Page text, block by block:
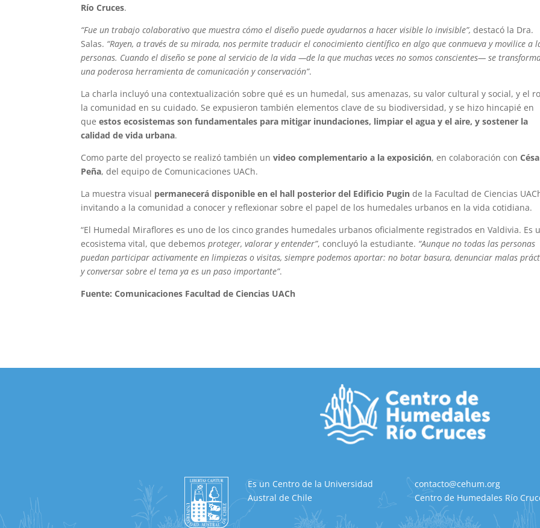
Río Cruces.
“Fue un trabajo colaborativo que muestra cómo el diseño puede ayudarnos a hacer visible lo invisible”, destacó la Dra.
Salas. “Rayen, a través de su mirada, nos permite traducir el conocimiento científico en algo que conmueva y movilice a
personas. Cuando el diseño se pone al servicio de la vida —de la que muchas veces no somos conscientes— se
una poderosa herramienta de comunicación y conservación”.
La charla incluyó una contextualización sobre qué es un humedal, sus amenazas, su valor cultural y social, y el
la comunidad en su cuidado. Se expusieron también elementos clave de su biodiversidad, y se hizo hincapié en
queestos ecosistemas son fundamentales para mitigar inundaciones, limpiar el agua y el aire, y sostener la
calidad de vida urbana.
Como parte del proyecto se realizó también unvideo complementario a la exposición, en colaboración con
Peña, del equipo de Comunicaciones UACh.
La muestra visual permanecerá disponible en el hall posterior del Edificio Pugin de la Facultad de Ciencias
invitando a la comunidad a conocer y reflexionar sobre el papel de los humedales urbanos en la vida cotidiana.
“El Humedal Miraflores es uno de los cinco grandes humedales urbanos oficialmente registrados en Valdivia. Es
ecosistema vital, que debemosproteger, valorar y entender”, concluyó la estudiante. “Aunque no todas las personas
puedan participar activamente en limpiezas o visitas, siempre podemos aportar: no botar basura, denunciar malas
y conversar sobre el tema ya es un paso importante”.
Fuente: Comunicaciones Facultad de Ciencias UACh
Es un Centro de la Universidad
Austral de Chile
contacto@cehum.org
Centro de Humedales Río